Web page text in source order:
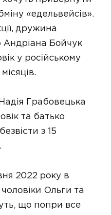
«едельвейсів».
дружина
Андріана Бойчук
у російському
Грабовецька
та батько
з 15
2022 року в
Ольги та
що попри все